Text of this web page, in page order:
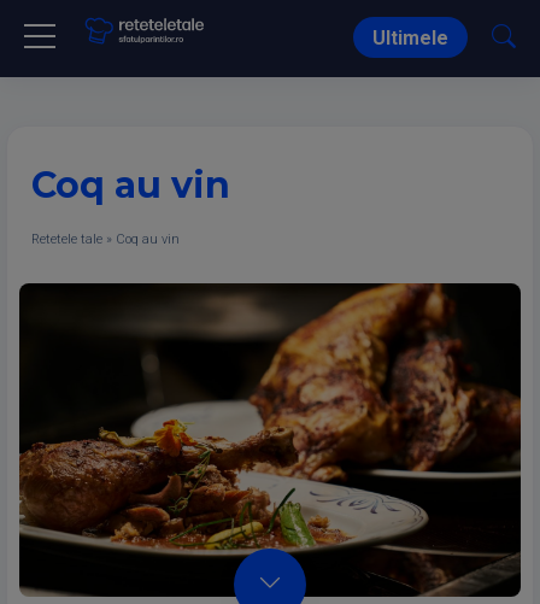
Ultimele
Coq au vin
Retetele tale » Coq au vin